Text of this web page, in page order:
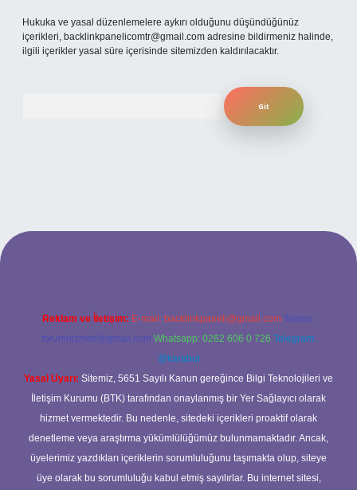
Hukuka ve yasal düzenlemelere aykırı olduğunu düşündüğünüz
içerikleri, backlinkpanelicomtr@gmail.com adresine bildirmeniz halinde,
ilgili içerikler yasal süre içerisinde sitemizden kaldırılacaktır.
ilbet bahis sitesi
Reklam ve İletişim: E-mail: backlinkpaneli@gmail.com Teams:
forumhizmeti@gmail.com Whatsapp: 0262 606 0 726 Telegram:
@karabul
Yasal Uyarı: Sitemiz, 5651 Sayılı Kanun gereğince Bilgi Teknolojileri ve
İletişim Kurumu (BTK) tarafından onaylanmış bir Yer Sağlayıcı olarak
hizmet vermektedir. Bu nedenle, sitedeki içerikleri proaktif olarak
denetleme veya araştırma yükümlülüğümüz bulunmamaktadır. Ancak,
üyelerimiz yazdıkları içeriklerin sorumluluğunu taşımakta olup, siteye
üye olarak bu sorumluluğu kabul etmiş sayılırlar. Bu internet sitesi,